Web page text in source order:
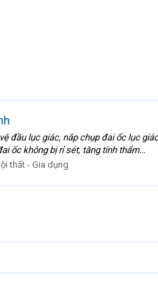
đầu lục giác, nắp chụp đai ốc lục
ốc không bị rỉ sét, tăng tính thẩm...
thất - Gia dụng